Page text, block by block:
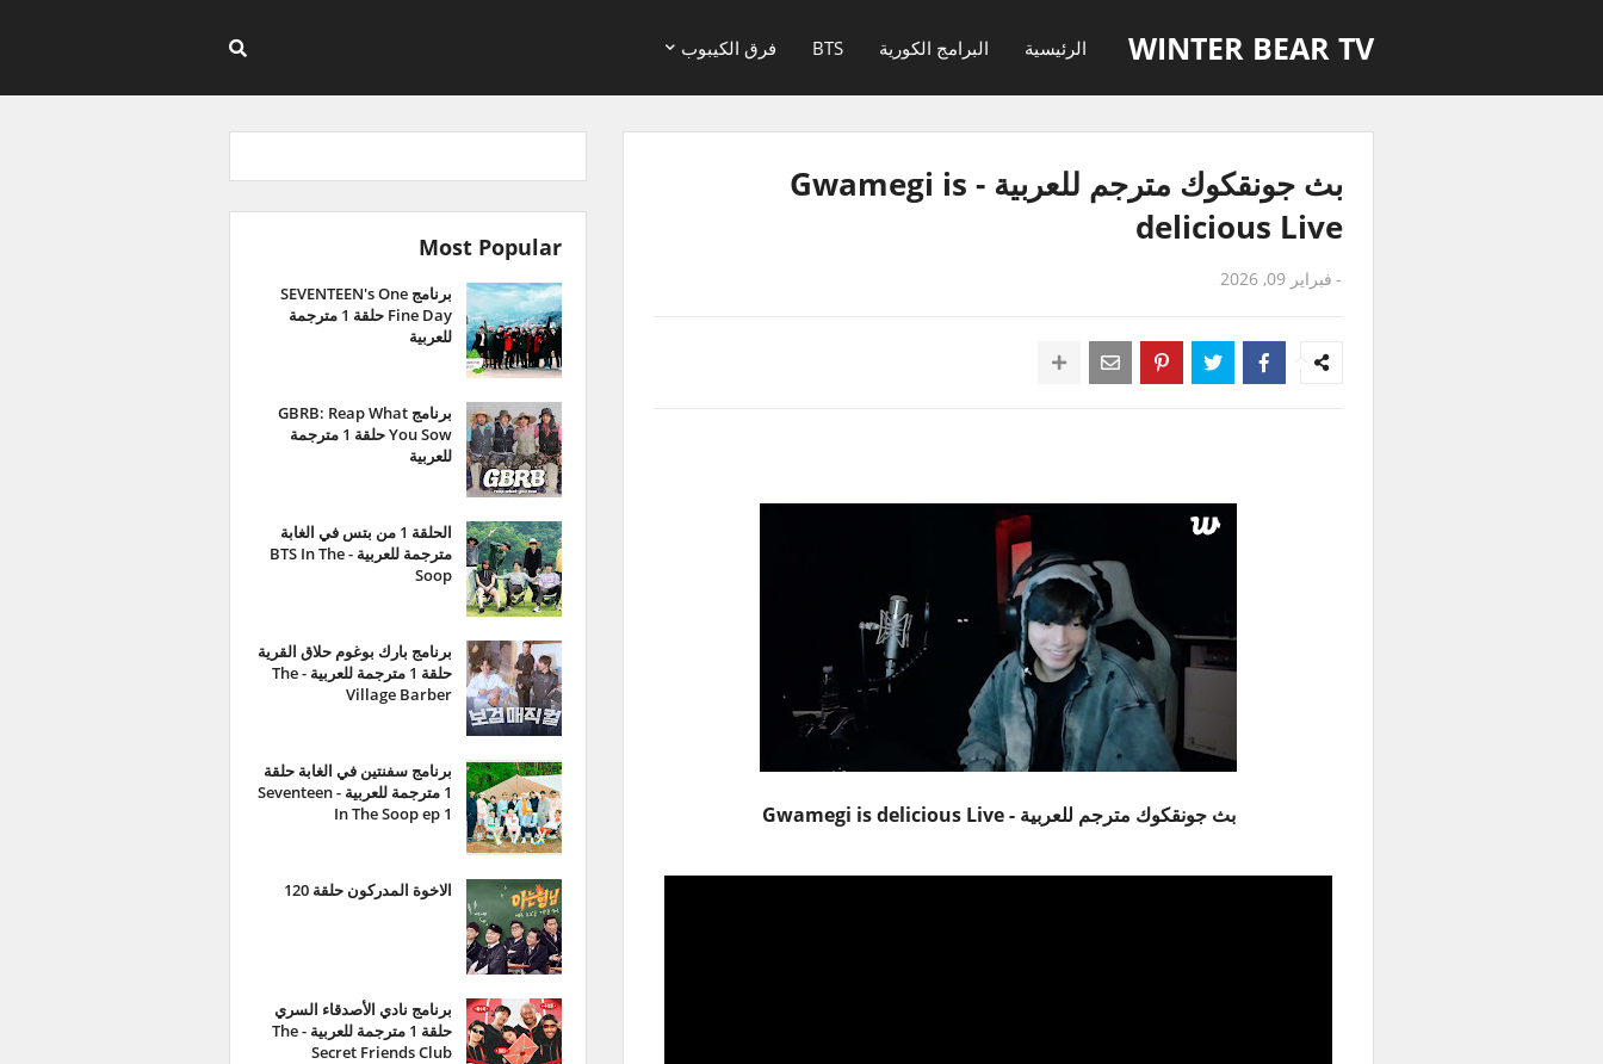
WINTER BEAR TV الرئيسية البرامج الكورية BTS فرق الكيبوب
بث جونقكوك مترجم للعربية - Gwamegi is
delicious Live
- فبراير 09, 2026
بث جونقكوك مترجم للعربية - Gwamegi is delicious Live
Most Popular
برنامج SEVENTEEN's One
Fine Day حلقة 1 مترجمة
للعربية
برنامج GBRB: Reap What
You Sow حلقة 1 مترجمة
للعربية
الحلقة 1 من بتس في الغابة
مترجمة للعربية - BTS In The
Soop
برنامج بارك بوغوم حلاق القرية
حلقة 1 مترجمة للعربية - The
Village Barber
برنامج سفنتين في الغابة حلقة
1 مترجمة للعربية - Seventeen
In The Soop ep 1
الاخوة المدركون حلقة 120
برنامج نادي الأصدقاء السري
حلقة 1 مترجمة للعربية - The
Secret Friends Club